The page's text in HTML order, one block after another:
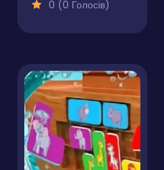
0 (0 Голосів)